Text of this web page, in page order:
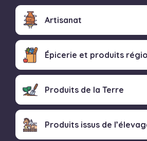
Artisanat
Épicerie et produits
Produits de la Terre
Produits issus de